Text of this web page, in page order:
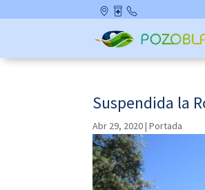
to
Ubicació
n
Farmaci
as de
Contact
o
Suspendida la
Abr 29, 2020|Portada